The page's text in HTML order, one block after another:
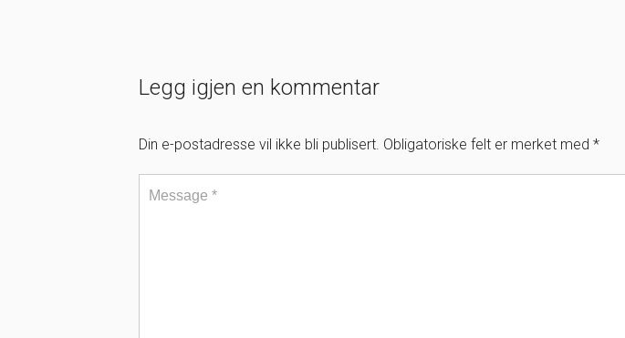
Legg igjen en kommentar
Din e-postadresse vil ikke bli publisert. Obligatoriske felt er merket med *